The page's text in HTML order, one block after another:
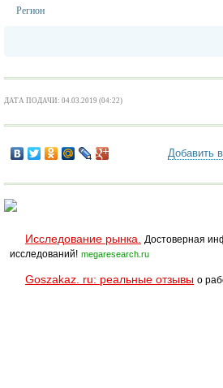
Регион
ДАТА ПОДАЧИ: 04.03.2019 (04:22)
Добавить
Исследование рынка.
Достоверная
исследований! megaresearch.ru
Goszakaz. ru: реальные отзывы о